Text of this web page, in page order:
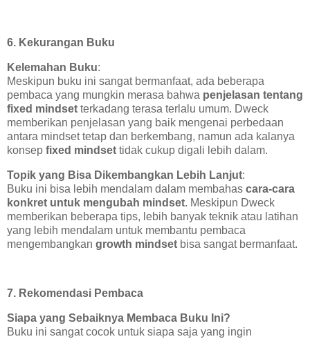
6. Kekurangan Buku
Kelemahan Buku:
Meskipun buku ini sangat bermanfaat, ada beberapa
pembaca yang mungkin merasa bahwa penjelasan tentang
fixed mindset terkadang terasa terlalu umum. Dweck
memberikan penjelasan yang baik mengenai perbedaan
antara mindset tetap dan berkembang, namun ada kalanya
konsep fixed mindset tidak cukup digali lebih dalam.
Topik yang Bisa Dikembangkan Lebih Lanjut:
Buku ini bisa lebih mendalam dalam membahas cara-cara
konkret untuk mengubah mindset. Meskipun Dweck
memberikan beberapa tips, lebih banyak teknik atau latihan
yang lebih mendalam untuk membantu pembaca
mengembangkan growth mindset bisa sangat bermanfaat.
7. Rekomendasi Pembaca
Siapa yang Sebaiknya Membaca Buku Ini?
Buku ini sangat cocok untuk siapa saja yang ingin